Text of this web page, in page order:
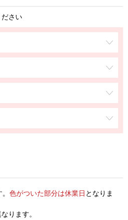
さい
色がついた部分は休業日 となりま
ります。